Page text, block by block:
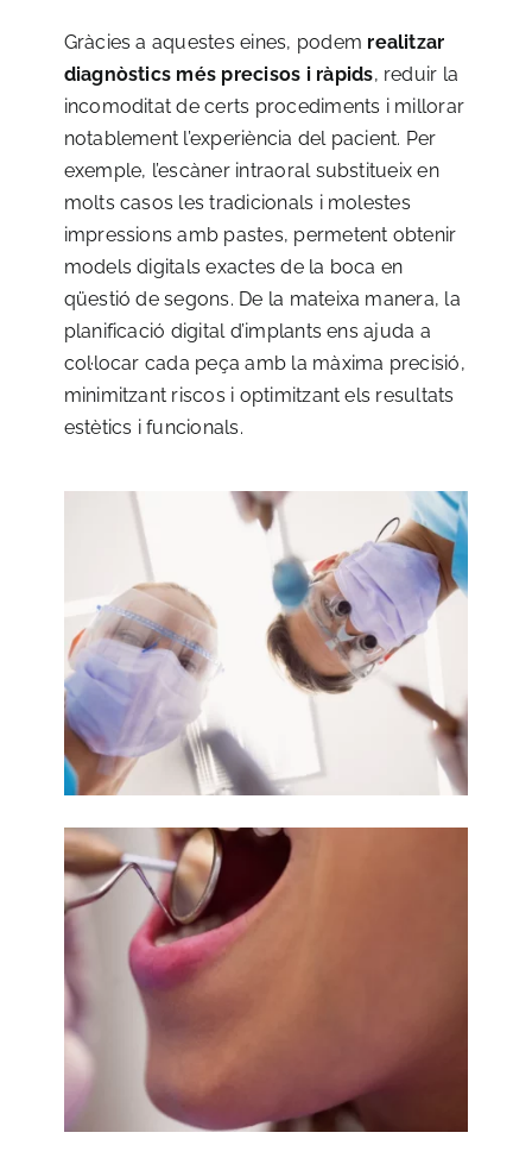
Gràcies a aquestes eines, podem realitzar
diagnòstics més precisos i ràpids, reduir la
incomoditat de certs procediments i millorar
notablement l’experiència del pacient. Per
exemple, l’escàner intraoral substitueix en
molts casos les tradicionals i molestes
impressions amb pastes, permetent obtenir
models digitals exactes de la boca en
qüestió de segons. De la mateixa manera, la
planificació digital d’implants ens ajuda a
col·locar cada peça amb la màxima precisió,
minimitzant riscos i optimitzant els resultats
estètics i funcionals.